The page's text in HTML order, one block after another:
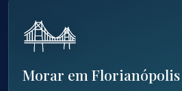
Morar em Florianópolis